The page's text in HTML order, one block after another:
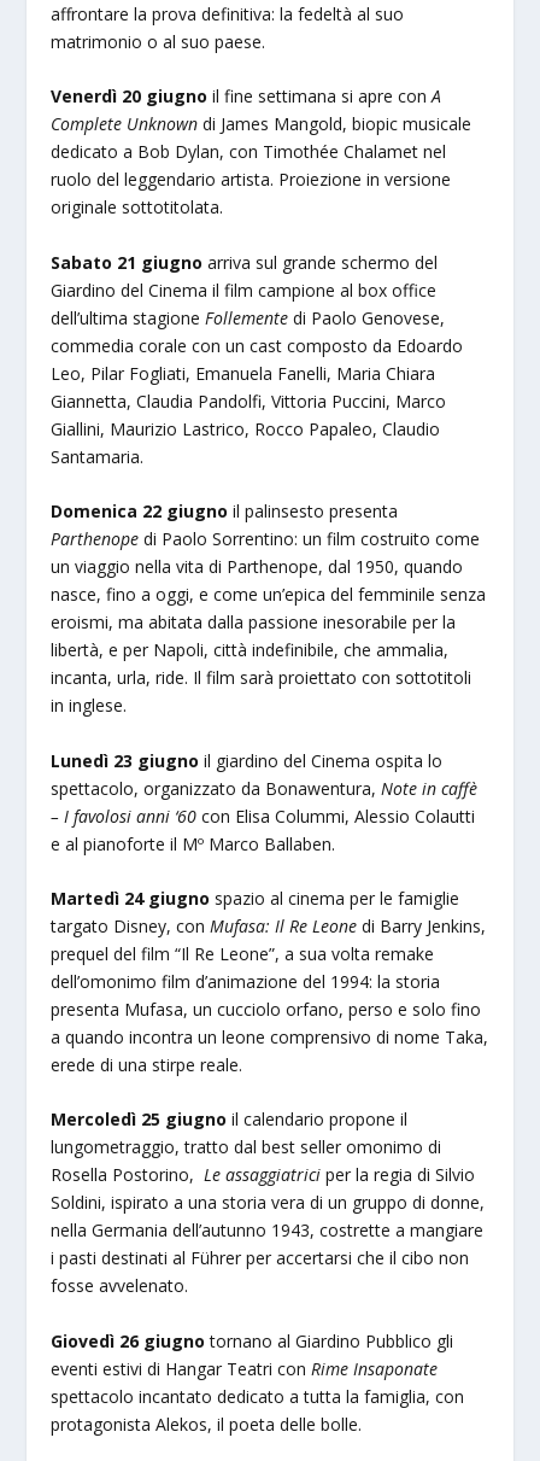
affrontare la prova definitiva: la fedeltà al suo
matrimonio o al suo paese.
Venerdì 20 giugno il fine settimana si apre conA
Complete Unknown di James Mangold, biopic musicale
dedicato a Bob Dylan, con Timothée Chalamet nel
ruolo del leggendario artista. Proiezione in versione
originale sottotitolata.
Sabato 21 giugno arriva sul grande schermo del
Giardino del Cinema il film campione al box office
dell’ultima stagione Follementedi Paolo Genovese,
commedia corale con un cast composto da Edoardo
Leo, Pilar Fogliati, Emanuela Fanelli, Maria Chiara
Giannetta, Claudia Pandolfi, Vittoria Puccini, Marco
Giallini, Maurizio Lastrico, Rocco Papaleo, Claudio
Santamaria.
Domenica 22 giugno il palinsesto presenta
Parthenopedi Paolo Sorrentino: un film costruito come
un viaggio nella vita di Parthenope, dal 1950, quando
nasce, fino a oggi, e come un’epica del femminile senza
eroismi, ma abitata dalla passione inesorabile per la
libertà, e per Napoli, città indefinibile, che ammalia,
incanta, urla, ride. Il film sarà proiettato con sottotitoli
in inglese.
Lunedì 23 giugno il giardino del Cinema ospita lo
spettacolo, organizzato da Bonawentura,Note in caffè
– I favolosi anni ‘60 con Elisa Colummi, Alessio Colautti
e al pianoforte il Mº Marco Ballaben.
Martedì 24 giugno spazio al cinema per le famiglie
targato Disney, conMufasa: Il Re Leone di Barry Jenkins,
prequel del film “Il Re Leone”, a sua volta remake
dell’omonimo film d’animazione del 1994: la storia
presenta Mufasa, un cucciolo orfano, perso e solo fino
a quando incontra un leone comprensivo di nome Taka,
erede di una stirpe reale.
Mercoledì 25 giugno il calendario propone il
lungometraggio, tratto dal best seller omonimo di
Rosella Postorino,Le assaggiatrici per la regia di Silvio
Soldini, ispirato a una storia vera di un gruppo di donne,
nella Germania dell’autunno 1943, costrette a mangiare
i pasti destinati al Führer per accertarsi che il cibo non
fosse avvelenato.
Giovedì 26 giugno tornano al Giardino Pubblico gli
eventi estivi di Hangar Teatri con Rime Insaponate
spettacolo incantato dedicato a tutta la famiglia, con
protagonista Alekos, il poeta delle bolle.